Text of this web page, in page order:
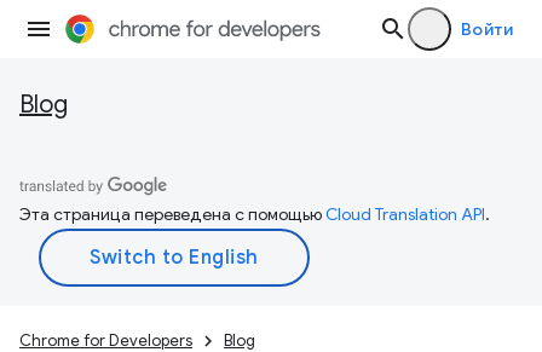
Войти
Blog
Эта страница переведена с помощьюCloud Translation API.
Chrome for Developers Blog